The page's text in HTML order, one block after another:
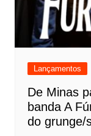
Lançamentos
De Minas
banda A
do grunge/